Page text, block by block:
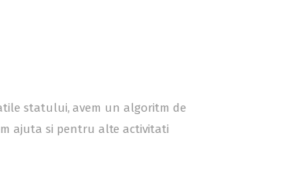
statului, avem un algoritm de
ajuta si pentru alte activitati